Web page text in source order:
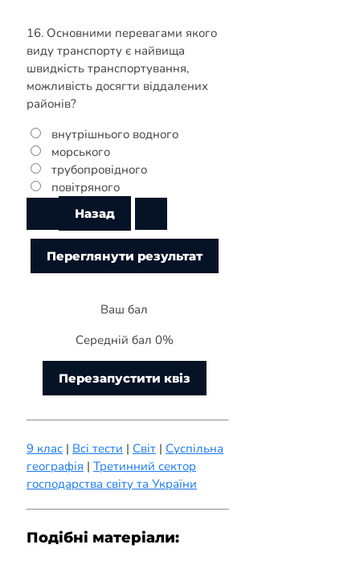
16. Основними перевагами якого
виду транспорту є найвища
швидкість транспортування,
можливість досягти віддалених
районів?
внутрішнього водного
морського
трубопровідного
повітряного
Ваш бал
Середній бал 0%
Перезапустити квіз
9 клас | Всі тести | Світ | Суспільна
географія | Третинний сектор
господарства світу та України
Подібні матеріали: